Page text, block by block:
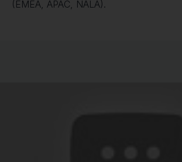
(EMEA, APAC, NALA).